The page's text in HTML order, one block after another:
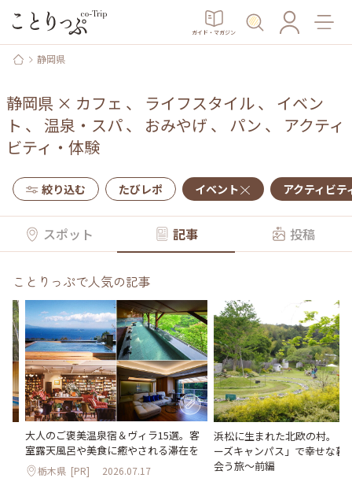
ガイド・マガジン
静岡県
静岡県 × カフェ 、 ライフスタイル、 イベン
ト 、 温泉・スパ、 おみやげ 、 パン 、 アクティ
ビティ・体験
絞り込む たびレポ イベント アクティビテ
スポット 記事 投稿
ことりっぷで人気の記事
大人のご褒美温泉宿＆ヴィラ15選。客
室露天風呂や美食に癒やされる滞在を
栃木県 [PR] 2026.07.17
浜松に生まれた北欧の村。「
ーズキャンパス」で幸せな暮
会う旅～前編